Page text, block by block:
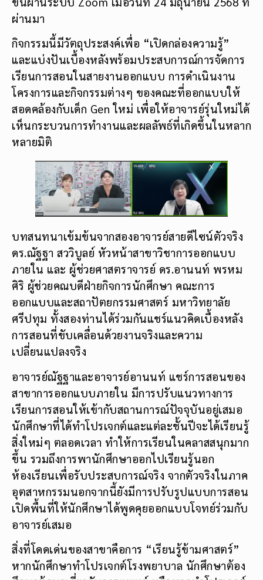
ขึ้นผ่านระบบ Zoom เมื่อวันที่ 24 มิถุนายน 2568 ที่
ผ่านมา
กิจกรรมนี้มีวัตถุประสงค์เพื่อ “เปิดกล่องความรู้”
และแบ่งปันเบื้องหลังพร้อมประสบการณ์การจัดการ
เรียนการสอนในสายงานออกแบบ การดำเนินงาน
โครงการและกิจกรรมต่างๆ ของคณะที่ออกแบบให้
สอดคล้องกับเด็ก Gen ใหม่ เพื่อให้อาจารย์รุ่นใหม่ได้
เห็นกระบวนการทำงานและผลลัพธ์ที่เกิดขึ้นในหลาก
หลายมิติ
บทสนทนาเข้มข้นจากสองอาจารย์สายดีไซน์ตัวจริง
ดร.ณัฐฐา สววิบูลย์ หัวหน้าสาขาวิชาการออกแบบ
ภายใน และ ผู้ช่วยศาสตราจารย์ ดร.อานนท์ พรหม
ศิริ ผู้ช่วยคณบดีฝ่ายกิจการนักศึกษา คณะการ
ออกแบบและสถาปัตยกรรมศาสตร์ มหาวิทยาลัย
ศรีปทุม ทั้งสองท่านได้ร่วมกันแชร์แนวคิดเบื้องหลัง
การสอนที่ขับเคลื่อนด้วยงานจริงและความ
เปลี่ยนแปลงจริง
อาจารย์ณัฐฐาและอาจารย์อานนท์ แชร์การสอนของ
สาขาการออกแบบภายใน มีการปรับแนวทางการ
เรียนการสอนให้เข้ากับสถานการณ์ปัจจุบันอยู่เสมอ
นักศึกษาที่ได้ทำโปรเจกต์และแต่ละชั้นปีจะได้เรียนรู้
สิ่งใหม่ๆ ตลอดเวลา ทำให้การเรียนในคลาสสนุกมาก
ขึ้น รวมถึงการพานักศึกษาออกไปเรียนรู้นอก
ห้องเรียนเพื่อรับประสบการณ์จริง จากตัวจริงในภาค
อุตสาหกรรมนอกจากนี้ยังมีการปรับรูปแบบการสอน
เปิดพื้นที่ให้นักศึกษาได้พูดคุยออกแบบโจทย์ร่วมกับ
อาจารย์เสมอ
สิ่งที่โดดเด่นของสาขาคือการ “เรียนรู้ข้ามศาสตร์”
หากนักศึกษาทำโปรเจกต์โรงพยาบาล นักศึกษาต้อง